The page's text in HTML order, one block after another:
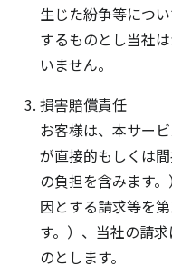
生じた紛争等につ
するものとし当社
いません。
損害賠償責任
お客様は、本サー
が直接的もしくは
の負担を含みます
因とする請求等を
す。）、当社の請
のとします。